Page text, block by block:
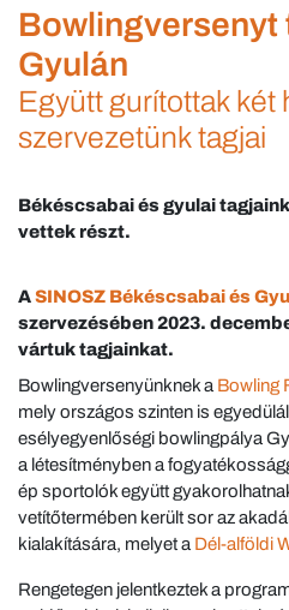
Bowlingversenyt
Gyulán
Együtt gurítottak két
szervezetünk tagjai
Békéscsabai és gyulai
vettek részt.
ASINOSZ Békéscsabai és
szervezésében 2023.
vártuk tagjainkat.
Bowlingversenyünknek a Bowling
mely országos szinten is
esélyegyenlőségi bowlingpálya
a létesítményben a
ép sportolók együtt
vetítőtermében került sor az
kialakítására, melyet a Dél-alföldi
Rengetegen jelentkeztek a